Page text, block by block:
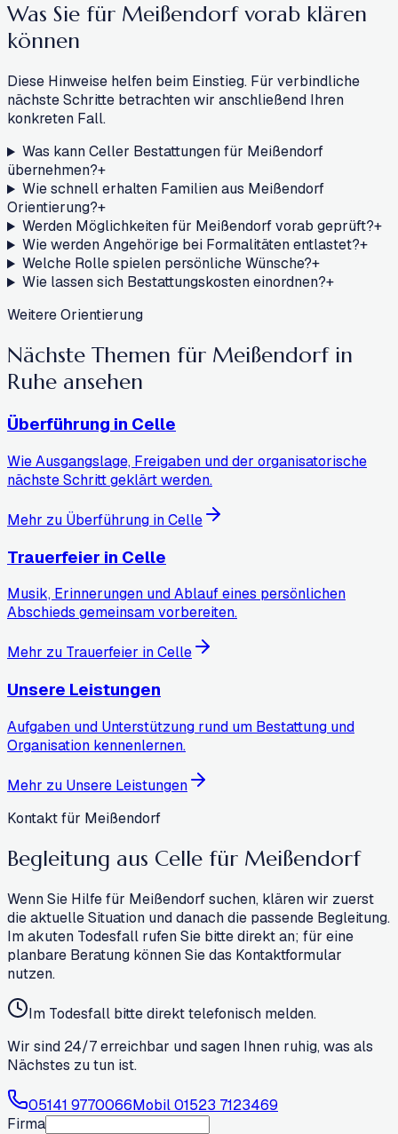
Was Sie für Meißendorf vorab klären
können
Diese Hinweise helfen beim Einstieg. Für verbindliche
nächste Schritte betrachten wir anschließend Ihren
konkreten Fall.
Was kann Celler Bestattungen für Meißendorf
übernehmen?+
Wie schnell erhalten Familien aus Meißendorf
Orientierung?+
Werden Möglichkeiten für Meißendorf vorab geprüft?+
Wie werden Angehörige bei Formalitäten entlastet?+
Welche Rolle spielen persönliche Wünsche?+
Wie lassen sich Bestattungskosten einordnen?+
Weitere Orientierung
Nächste Themen für Meißendorf in
Ruhe ansehen
Überführung in Celle
Wie Ausgangslage, Freigaben und der organisatorische
nächste Schritt geklärt werden.
Mehr zu Überführung in Celle
Trauerfeier in Celle
Musik, Erinnerungen und Ablauf eines persönlichen
Abschieds gemeinsam vorbereiten.
Mehr zu Trauerfeier in Celle
Unsere Leistungen
Aufgaben und Unterstützung rund um Bestattung und
Organisation kennenlernen.
Mehr zu Unsere Leistungen
Kontakt für Meißendorf
Begleitung aus Celle für Meißendorf
Wenn Sie Hilfe für Meißendorf suchen, klären wir zuerst
die aktuelle Situation und danach die passende Begleitung.
Im akuten Todesfall rufen Sie bitte direkt an; für eine
planbare Beratung können Sie das Kontaktformular
nutzen.
Im Todesfall bitte direkt telefonisch melden.
Wir sind 24/7 erreichbar und sagen Ihnen ruhig, was als
Nächstes zu tun ist.
05141 9770066Mobil01523 7123469
Firma